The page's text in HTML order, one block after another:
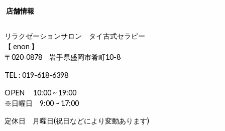
店舗情報
リラクゼーションサロン タイ古式セラピー
【 enon 】
〒020‐0878 岩手県盛岡市肴町10-8
TEL : 019-618-6398
OPEN 10:00 ~ 19:00
※日曜日 9:00 ~ 17:00
定休日 月曜日(祝日などにより変動あります)